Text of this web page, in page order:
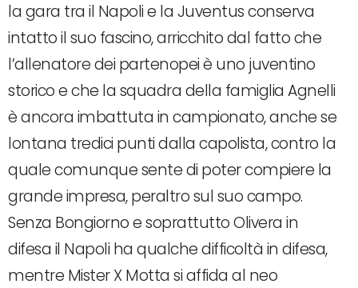
la gara tra il Napoli e la Juventus conserva
intatto il suo fascino, arricchito dal fatto che
l’allenatore dei partenopei è uno juventino
storico e che la squadra della famiglia Agnelli
è ancora imbattuta in campionato, anche se
lontana tredici punti dalla capolista, contro la
quale comunque sente di poter compiere la
grande impresa, peraltro sul suo campo.
Senza Bongiorno e soprattutto Olivera in
difesa il Napoli ha qualche difficoltà in difesa,
mentre Mister X Motta si affida al neo